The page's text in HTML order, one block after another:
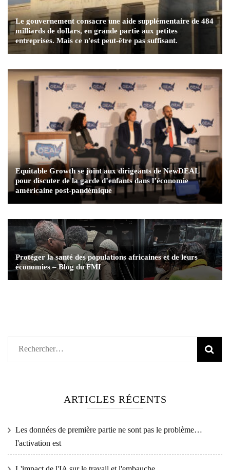
Le gouvernement consacre une aide supplémentaire de 484
milliards de dollars, en grande partie aux petites
entreprises. Mais ce n'est peut-être pas suffisant.
Equitable Growth se joint aux dirigeants de NewDEAL
pour discuter de la garde d’enfants dans l’économie
américaine post-pandémique
Protéger la santé des populations africaines et de leurs
économies – Blog du FMI
Rechercher :
ARTICLES RÉCENTS
Les données de première partie ne sont pas le problème…
l'activation est